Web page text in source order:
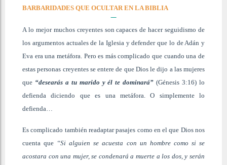
BARBARIDADES QUE OCULTAR EN LA BIBLIA
A lo mejor muchos creyentes son capaces de hacer seguidismo de
los argumentos actuales de la Iglesia y defender que lo de Adán y
Eva era una metáfora. Pero es más complicado que cuando una de
estas personas creyentes se entere de que Dios le dijo a las mujeres
que “desearás a tu marido y él te dominará” (Génesis 3:16) lo
defienda diciendo que es una metáfora. O simplemente lo
defienda…
Es complicado también readaptar pasajes como en el que Dios nos
cuenta que “Si alguien se acuesta con un hombre como si se
acostara con una mujer, se condenará a muerte a los dos, y serán